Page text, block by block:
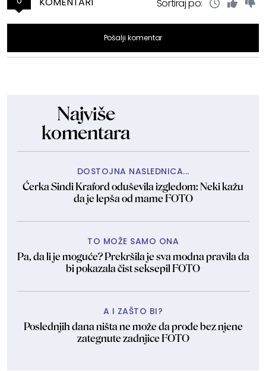
Sortiraj po:
Pošalji komentar
Najviše
komentara
DOSTOJNA NASLEDNICA...
Ćerka Sindi Kraford oduševila izgledom: Neki kažu
da je lepša od mame FOTO
TO MOŽE SAMO ONA
Pa, da li je moguće? Prekršila je sva modna pravila da
bi pokazala čist seksepil FOTO
A I ZAŠTO BI?
Poslednjih dana ništa ne može da prođe bez njene
zategnute zadnjice FOTO